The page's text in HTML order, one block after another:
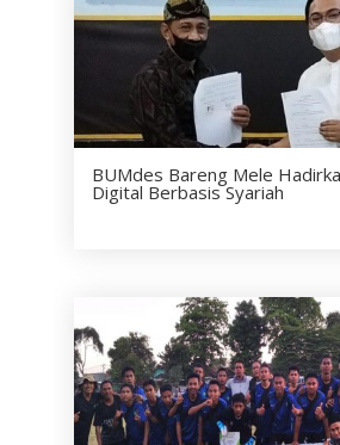
BUMdes Bareng Mele
Digital Berbasis Syariah